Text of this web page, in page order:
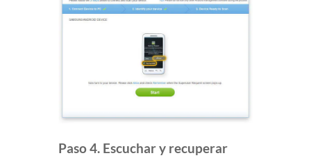
Paso 4. Escuchar y recuperar